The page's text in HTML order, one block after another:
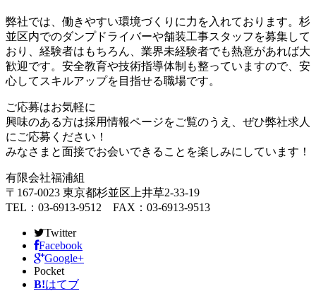
弊社では、働きやすい環境づくりに力を入れております。杉
並区内でのダンプドライバーや舗装工事スタッフを募集して
おり、経験者はもちろん、業界未経験者でも熱意があれば大
歓迎です。安全教育や技術指導体制も整っていますので、安
心してスキルアップを目指せる職場です。
ご応募はお気軽に
興味のある方は採用情報ページをご覧のうえ、ぜひ弊社求人
にご応募ください！
みなさまと面接でお会いできることを楽しみにしています！
有限会社福浦組
〒167-0023 東京都杉並区上井草2-33-19
TEL：03-6913-9512 FAX：03-6913-9513
Twitter
Facebook
Google+
Pocket
B!はてブ